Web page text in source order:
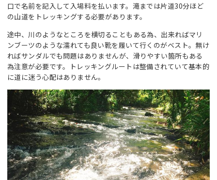
口で名前を記入して入場料を払います。滝までは片道30分ほど
の山道をトレッキングする必要があります。
途中、川のようなところを横切ることもある為、出来ればマリ
ンブーツのような濡れても良い靴を履いて行くのがベスト。無け
ればサンダルでも問題はありませんが、滑りやすい箇所もある
為注意が必要です。トレッキングルートは整備されていて基本的
に道に迷う心配はありません。